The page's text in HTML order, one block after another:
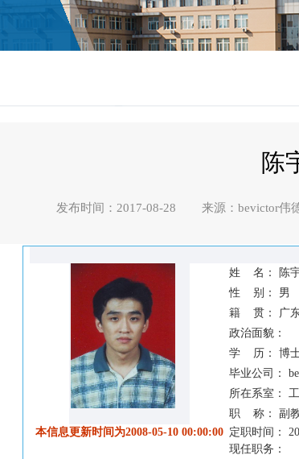
陈
发布时间：2017-08-28 来源：
姓 名：
陈
性 别：
男
籍 贯：
广
政治面貌：
学 历：
博
毕业公司：
所在系室：
职 称：
副
本信息更新时间为2008-05-10 00:00:00 定职时间：
现任职务：